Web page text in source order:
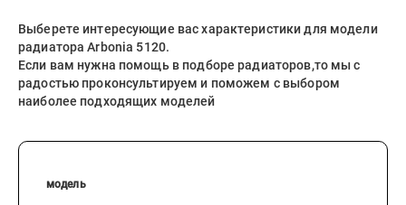
Выберете интересующие вас характеристики для модели
радиатораArbonia 5120.
Если вам нужна помощь в подборе радиаторов,то мы с
радостью проконсультируем и поможем с выбором
наиболее подходящих моделей
модель